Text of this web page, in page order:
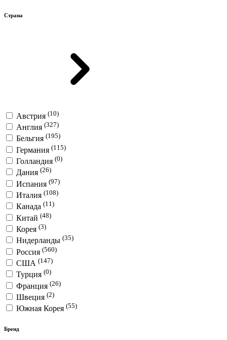
Страна
Австрия (10)
Англия (327)
Бельгия (195)
Германия (115)
Голландия (0)
Дания (26)
Испания (97)
Италия (108)
Канада (11)
Китай (48)
Корея (3)
Нидерланды (35)
Россия (560)
США (147)
Турция (0)
Франция (26)
Швеция (2)
Южная Корея (55)
Бренд